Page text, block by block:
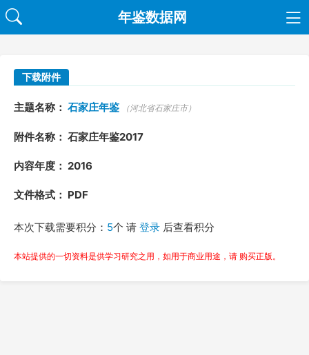
年鉴数据网
下载附件
主题名称： 石家庄年鉴 （河北省石家庄市）
附件名称： 石家庄年鉴2017
内容年度： 2016
文件格式： PDF
本次下载需要积分： 5个 请 登录 后查看积分
本站提供的一切资料是供学习研究之用，如用于商业用途，请 购买正版。